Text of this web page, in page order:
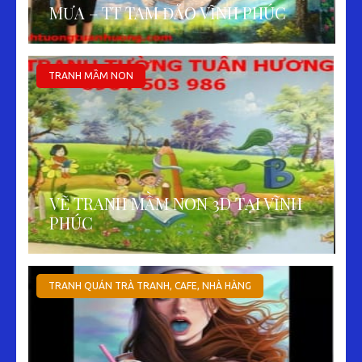
MƯA – TT TAM ĐẢO VĨNH PHÚC
TRANH MẦM NON
VẼ TRANH MẦM NON 3D TẠI VĨNH
PHÚC
TRANH QUÁN TRÀ TRANH, CAFE, NHÀ HÀNG